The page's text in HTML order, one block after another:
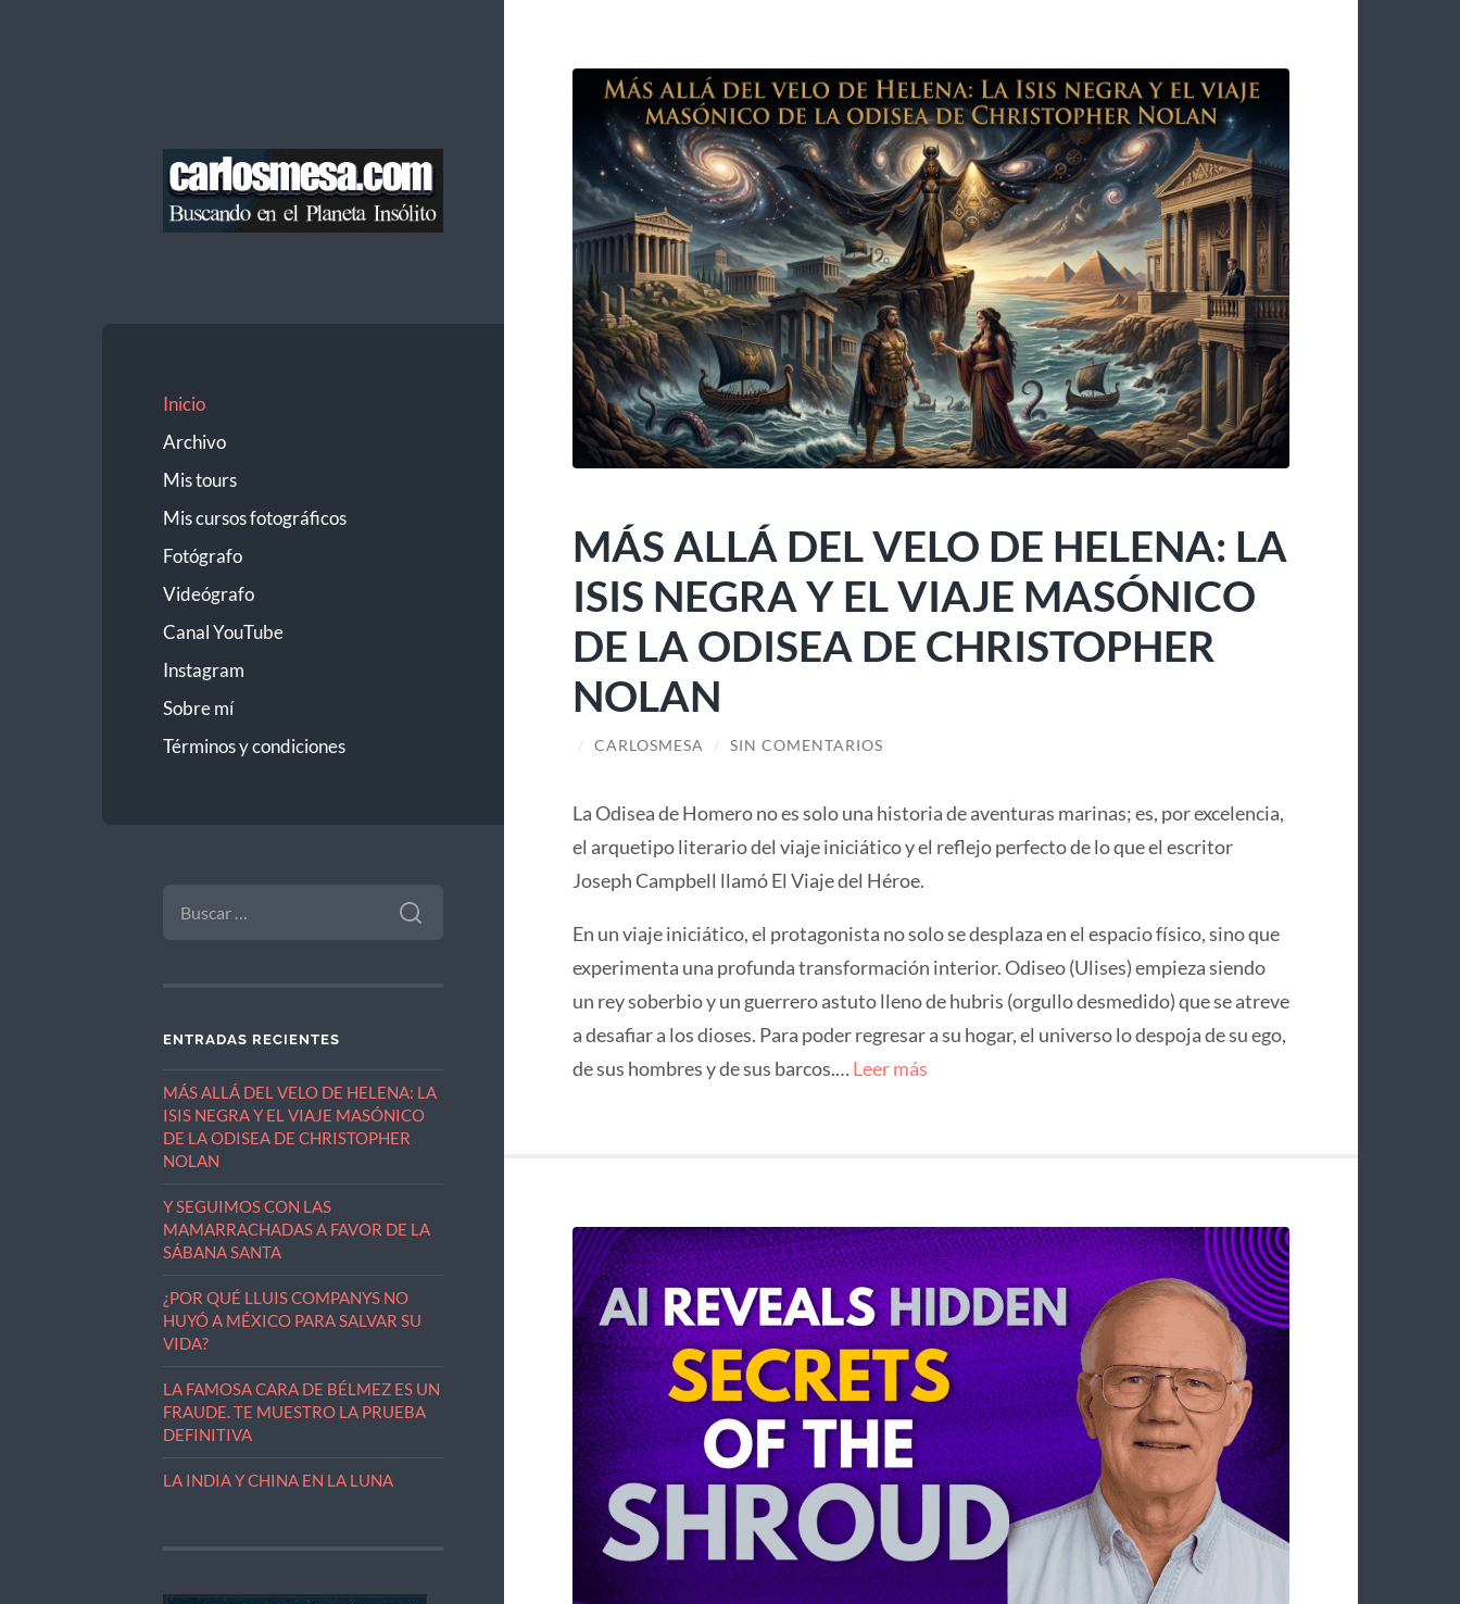
Inicio
Archivo
Mis tours
Mis cursos fotográficos
Fotógrafo
Videógrafo
Canal YouTube
Instagram
Sobre mí
Términos y condiciones
ENTRADAS RECIENTES
MÁS ALLÁ DEL VELO DE HELENA: LA
ISIS NEGRA Y EL VIAJE MASÓNICO
DE LA ODISEA DE CHRISTOPHER
NOLAN
Y SEGUIMOS CON LAS
MAMARRACHADAS A FAVOR DE LA
SÁBANA SANTA
¿POR QUÉ LLUIS COMPANYS NO
HUYÓ A MÉXICO PARA SALVAR SU
VIDA?
LA FAMOSA CARA DE BÉLMEZ ES UN
FRAUDE. TE MUESTRO LA PRUEBA
DEFINITIVA
LA INDIA Y CHINA EN LA LUNA
MÁS ALLÁ DEL VELO DE HELENA: LA
ISIS NEGRA Y EL VIAJE MASÓNICO
DE LA ODISEA DE CHRISTOPHER
NOLAN
/ CARLOSMESA / SIN COMENTARIOS
La Odisea de Homero no es solo una historia de aventuras marinas; es, por excelencia,
el arquetipo literario del viaje iniciático y el reflejo perfecto de lo que el escritor
Joseph Campbell llamó El Viaje del Héroe.
En un viaje iniciático, el protagonista no solo se desplaza en el espacio físico, sino que
experimenta una profunda transformación interior. Odiseo (Ulises) empieza siendo
un rey soberbio y un guerrero astuto lleno de hubris (orgullo desmedido) que se atreve
a desafiar a los dioses. Para poder regresar a su hogar, el universo lo despoja de su ego,
de sus hombres y de sus barcos.…Leer más